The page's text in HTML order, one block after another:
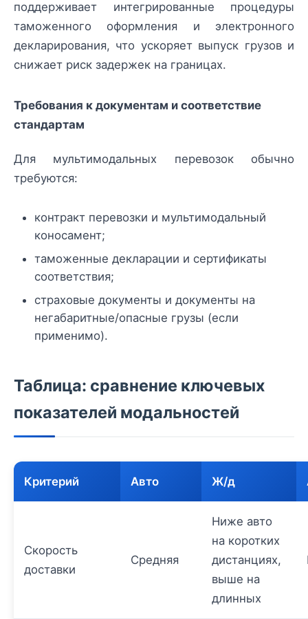
поддерживает интегрированные процедуры
таможенного оформления и электронного
декларирования, что ускоряет выпуск грузов и
снижает риск задержек на границах.
Требования к документам и соответствие
стандартам
Для мультимодальных перевозок обычно
требуются:
контракт перевозки и мультимодальный
коносамент;
таможенные декларации и сертификаты
соответствия;
страховые документы и документы на
негабаритные/опасные грузы (если
применимо).
Таблица: сравнение ключевых
показателей модальностей
Критерий Авто Ж/д
Скорость
доставки
Средняя
Ниже авто
на коротких
дистанциях,
выше на
длинных